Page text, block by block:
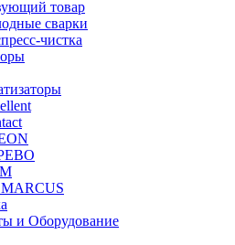
товар
сварки
чистка
и Оборудование